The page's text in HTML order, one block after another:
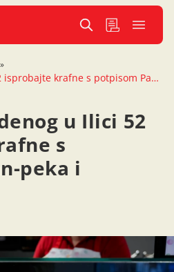
»
Do kraja studenog u Ilici 52 isprobajte krafne s potpisom Pan-peka i Podravke
u Ilici 52
s
peka i